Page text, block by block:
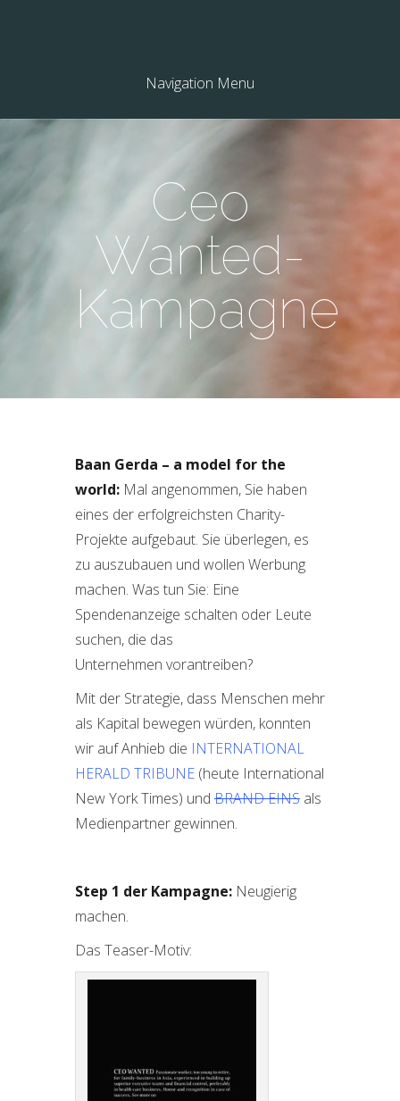
Navigation Menu
Ceo
Wanted-
Kampagne
Baan Gerda – a model for the
world: Mal angenommen, Sie haben
eines der erfolgreichsten Charity-
Projekte aufgebaut. Sie überlegen, es
zu auszubauen und wollen Werbung
machen. Was tun Sie: Eine
Spendenanzeige schalten oder Leute
suchen, die das
Unternehmen vorantreiben?
Mit der Strategie, dass Menschen mehr
als Kapital bewegen würden, konnten
wir auf Anhieb die INTERNATIONAL
HERALD TRIBUNE (heute International
New York Times) und BRAND EINS als
Medienpartner gewinnen.
Step 1 der Kampagne: Neugierig
machen.
Das Teaser-Motiv: